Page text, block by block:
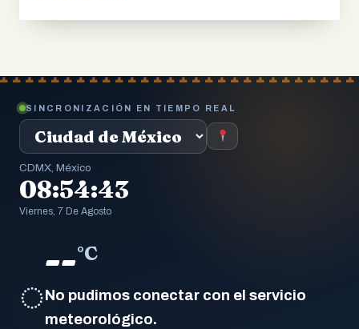
SINCRONIZACIÓN EN TIEMPO REAL
CDMX, México
08:54:44
Viernes, 7 De Agosto
◌
--°C
No pudimos conectar con el servicio
meteorológico.